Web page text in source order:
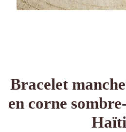
Bracelet
en corne
Haïti